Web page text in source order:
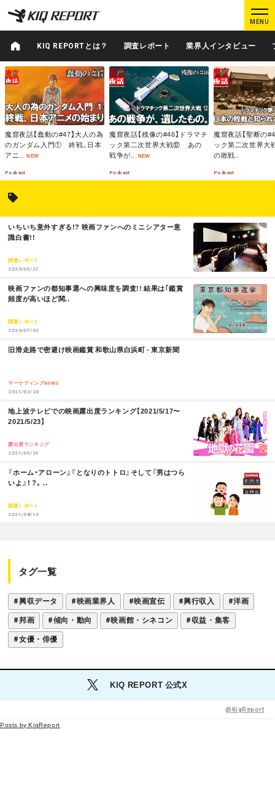
K
I
Q
R
E
P
O
R
T
MENU
K
I
Q
R
E
P
O
R
T
ログイン 新規登録
MAIN CONTENTS
調査レポート
プロが見たこの映画
Podcast データでヒット予報
KIQ REPORTとは?
お問い合わせ
プライバシーポリシー
OFFICIAL
w
t
F
c
P
d
KIQ REPORTとは？ 調査レポート 業界人インタビュー
魔窟夜話【蠢動の#47】大人の為
のガンダム入門① 終戦、日本
アニ.. NEW
Podcast
M
O
R
E
魔窟夜話【残像の#46】ドラマチ
ック第二次世界大戦⑫ あの
戦争が.. NEW
Podcast
M
O
魔窟夜話【聖断の
ック第二次世界
の敗戦..
Podcast
M
O
R
E
いちいち意外すぎる!? 映画ファンへのミニシアター意
識白書!!
調査レポート
2020/05/27
映画ファンの都知事選への興味度を調査!! 結果は｢鑑賞
頻度が高いほど関..
調査レポート
2020/07/02
旧滑走路で密避け映画鑑賞 和歌山県白浜町 - 東京新聞
マーケティングNEWS
2021/02/20
地上波テレビでの映画露出度ランキング【2021/5/17〜
2021/5/23】
露出度ランキング
2021/05/29
『ホーム・アローン』『となりのトトロ』そして『男はつら
いよ』！？。..
調査レポート
2021/08/12
タグ一覧
#興収データ #映画業界人 #映画宣伝 #興行収入 #洋画
#邦画 #傾向・動向 #映画館・シネコン #収益・集客
#女優・俳優
KIQ REPORT 公式X
@KiqReport
Posts by KiqReport